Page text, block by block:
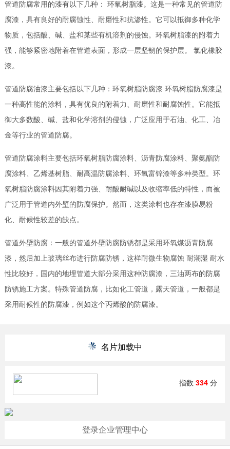
管道防腐常用的漆有以下几种： 环氧树脂漆。这是一种常见的管道防
腐漆，具有良好的耐腐蚀性、耐磨性和抗渗性。它可以抵御多种化学
物质，包括酸、碱、盐和某些有机溶剂的侵蚀。环氧树脂漆的附着力
强，能够紧密地附着在管道表面，形成一层坚韧的保护层。 氯化橡胶
漆。
管道防腐油漆主要包括以下几种：环氧树脂防腐漆 环氧树脂防腐漆是
一种高性能的涂料，具有优良的附着力、耐磨性和耐腐蚀性。它能抵
御大多数酸、碱、盐和化学溶剂的侵蚀，广泛应用于石油、化工、冶
金等行业的管道防腐。
管道防腐涂料主要包括环氧树脂防腐涂料、沥青防腐涂料、聚氨酯防
腐涂料、乙烯基树脂、耐高温防腐涂料、环氧富锌漆等多种类型。环
氧树脂防腐涂料因其附着力强、耐酸耐碱以及收缩率低的特性，而被
广泛用于管道内外壁的防腐保护。然而，这类涂料也存在漆膜易粉
化、耐候性较差的缺点。
管道外壁防腐：一般的管道外壁防腐防锈都是采用环氧煤沥青防腐
漆，然后加上玻璃丝布进行防腐防锈，这样耐微生物腐蚀 耐潮湿 耐水
性比较好，国内的地埋管道大部分采用这种防腐漆，三油两布的防腐
防锈施工方案。特殊管道防腐，比如化工管道，露天管道，一般都是
采用耐候性的防腐漆，例如这个丙烯酸的防腐漆。
名片加载中
指数 334 分
登录企业管理中心